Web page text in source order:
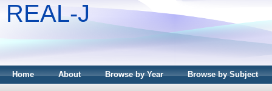
REAL-J
Home About Browse by Year Browse by Subject